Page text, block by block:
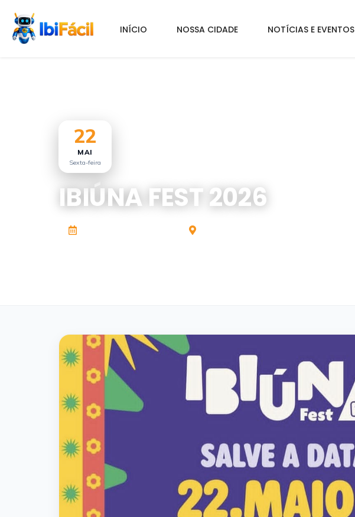
INÍCIO NOSSA CIDADE NOTÍCIAS E EVENTOS
22
MAI
Sexta-feira
IBIÚNA FEST 2026